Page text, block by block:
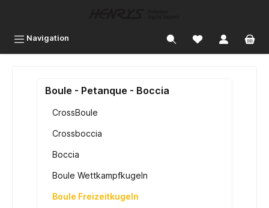
Navigation
Boule - Petanque - Boccia
CrossBoule
Crossboccia
Boccia
Boule Wettkampfkugeln
Boule Freizeitkugeln